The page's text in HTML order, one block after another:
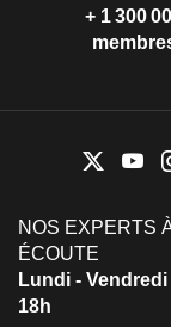
+ 1 300
NOS EXPERTS
ÉCOUTE
Lundi -
18h